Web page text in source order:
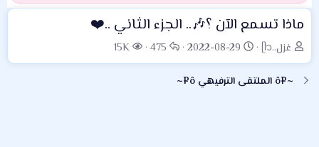
ماذا تسمع الآن ؟🎶.. الجزء الثاني ..❤️
ب
ا
د
غزل..ᥫ᭡
ت
ا
ر
2022-08-29
ا
ل
475
ا
ل
15K
~¤ô الملتقى الترفيهي ô¤~